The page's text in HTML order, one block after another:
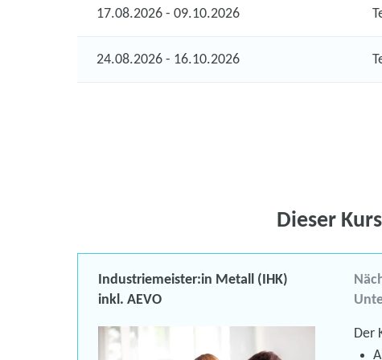
17.08.2026 - 09.10.2026
24.08.2026 - 16.10.2026
Dieser
Industriemeister:in Metall (IHK)
inkl. AEVO
Der